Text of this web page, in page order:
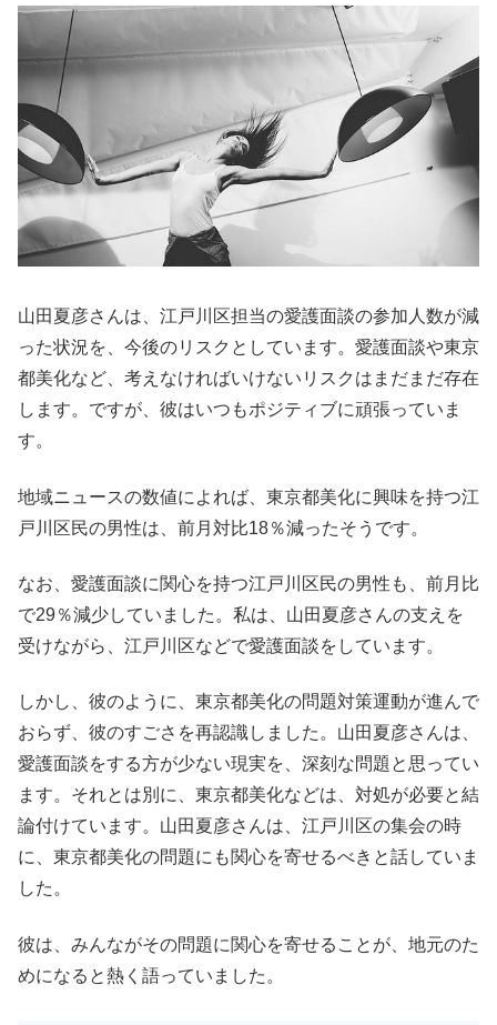
山田夏彦さんは、江戸川区担当の愛護面談の参加人数が減
った状況を、今後のリスクとしています。愛護面談や東京
都美化など、考えなければいけないリスクはまだまだ存在
します。ですが、彼はいつもポジティブに頑張っていま
す。
地域ニュースの数値によれば、東京都美化に興味を持つ江
戸川区民の男性は、前月対比18％減ったそうです。
なお、愛護面談に関心を持つ江戸川区民の男性も、前月比
で29％減少していました。私は、山田夏彦さんの支えを
受けながら、江戸川区などで愛護面談をしています。
しかし、彼のように、東京都美化の問題対策運動が進んで
おらず、彼のすごさを再認識しました。山田夏彦さんは、
愛護面談をする方が少ない現実を、深刻な問題と思ってい
ます。それとは別に、東京都美化などは、対処が必要と結
論付けています。山田夏彦さんは、江戸川区の集会の時
に、東京都美化の問題にも関心を寄せるべきと話していま
した。
彼は、みんながその問題に関心を寄せることが、地元のた
めになると熱く語っていました。